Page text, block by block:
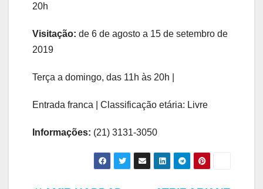
20h
Visitação: de 6 de agosto a 15 de setembro de
2019
Terça a domingo, das 11h às 20h |
Entrada franca | Classificação etária: Livre
Informações: (21) 3131-3050